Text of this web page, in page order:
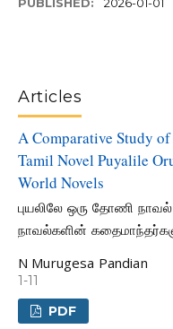
PUBLISHED: 2026-01-01
Articles
A Comparative Study
Tamil Novel Puyalile
World Novels
புயலிலே ஒரு தோணி
நாவல்களின்
N Murugesa Pandian
1-11
PDF